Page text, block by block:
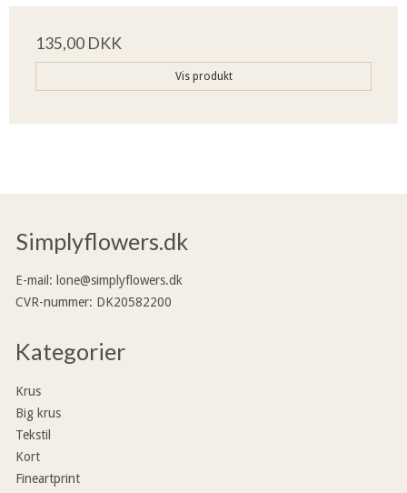
135,00 DKK
Vis produkt
Simplyflowers.dk
E-mail : lone@simplyflowers.dk
CVR-nummer: DK20582200
Kategorier
Krus
Big krus
Tekstil
Kort
Fineartprint